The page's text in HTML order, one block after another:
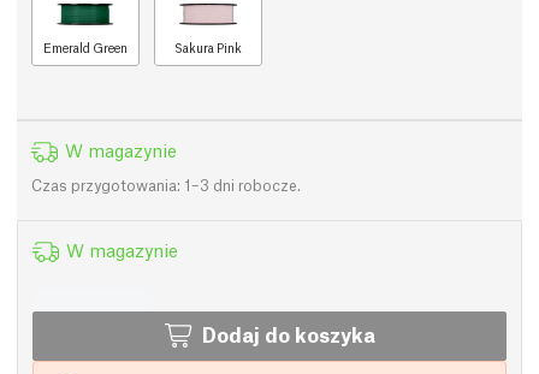
Emerald Green Sakura Pink
W magazynie
Czas przygotowania: 1–3 dni robocze.
W magazynie
Dodaj do koszyka